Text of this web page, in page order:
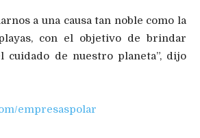
a una causa tan noble como la
con el objetivo de brindar
cuidado de nuestro planeta”, dijo
empresaspolar